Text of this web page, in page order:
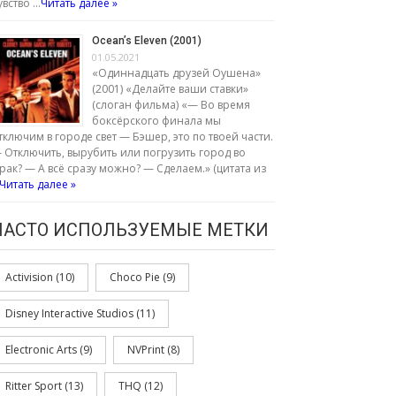
Ocean’s Eleven (2001)
01.05.2021
«Одиннадцать друзей Оушена»
(2001) «Делайте ваши ставки»
(слоган фильма) «— Во время
боксёрского финала мы
в городе свет — Бэшер, это по твоей части.
вырубить или погрузить город во
— А всё сразу можно? — Сделаем.» (цитата из
Читать далее »
ИСПОЛЬЗУЕМЫЕ МЕТКИ
Activision (10) Choco Pie (9)
Disney Interactive Studios (11)
Electronic Arts (9) NVPrint (8)
Ritter Sport (13) THQ (12)